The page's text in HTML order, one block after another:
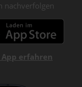
nachverfolgen
erfahren